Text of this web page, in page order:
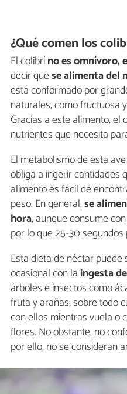
¿Qué comen los
El colibríno es omnívoro,
decir quese alimenta del
está conformado por
naturales, como fructuosa
Gracias a este alimento, el
nutrientes que necesita
El metabolismo de esta
obliga a ingerir cantidades
alimento es fácil de
peso. En general,se
hora, aunque consume
por lo que 25-30
Esta dieta de néctar
ocasional con la ingesta
árboles e insectos como
fruta y arañas, sobre todo
con ellos mientras vuela o
flores. No obstante, no
por ello, no se consideran